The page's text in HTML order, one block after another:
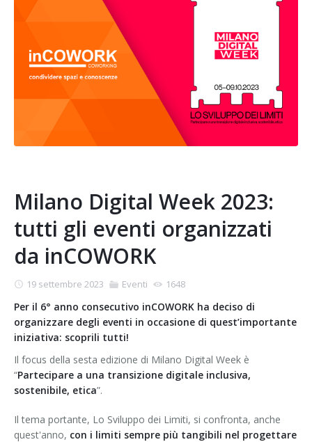
Milano Digital Week 2023:
tutti gli eventi organizzati
da inCOWORK
19 settembre 2023 Eventi 1648
Per il 6° anno consecutivo inCOWORK ha deciso di
organizzare degli eventi in occasione di quest’importante
iniziativa: scoprili tutti!
Il focus della sesta edizione di Milano Digital Week è
“Partecipare a una transizione digitale inclusiva,
sostenibile, etica”.
Il tema portante, Lo Sviluppo dei Limiti, si confronta, anche
quest'anno, con i limiti sempre più tangibili nel progettare